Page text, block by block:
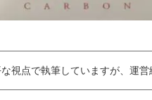
視点で執筆していますが、運